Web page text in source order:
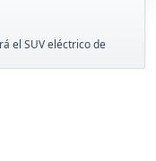
el SUV eléctrico de